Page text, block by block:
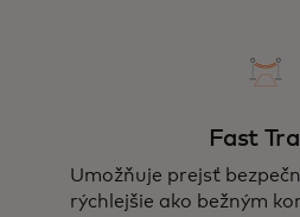
Fast
Umožňuje prejsť
rýchlejšie ako bežným